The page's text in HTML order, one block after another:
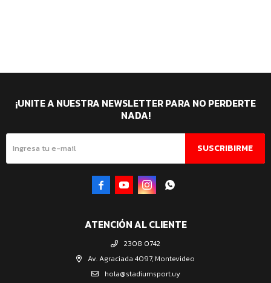
ATENCIÓN AL CLIENTE
2308 0742
Av. Agraciada 4097, Montevideo
hola@stadiumsport.uy
¡UNITE A NUESTRA NEWSLETTER PARA NO PERDERTE
NADA!
SUSCRIBIRME
   